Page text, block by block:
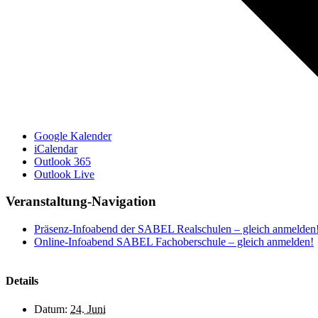
Google Kalender
iCalendar
Outlook 365
Outlook Live
Veranstaltung-Navigation
Präsenz-Infoabend der SABEL Realschulen – gleich
Online-Infoabend SABEL Fachoberschule – gleich anmelden!
Details
Datum: 24. Juni